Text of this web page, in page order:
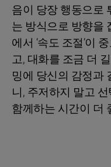
음이 당장 행동으로
는 방식으로 방향을
에서 ‘속도 조절’이
고, 대화를 조금 더
밍에 당신의 감정과
니, 주저하지 말고
함께하는 시간이 더